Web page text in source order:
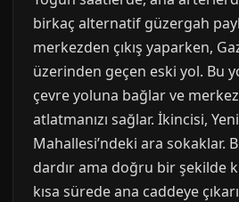
birkaç alternatif güzergah
merkezden çıkış yaparken,
üzerinden geçen eski yol. Bu
çevre yoluna bağlar ve
atlatmanızı sağlar. İkincisi,
Mahallesi’ndeki ara sokaklar.
dardır ama doğru bir şekilde
kısa sürede ana caddeye